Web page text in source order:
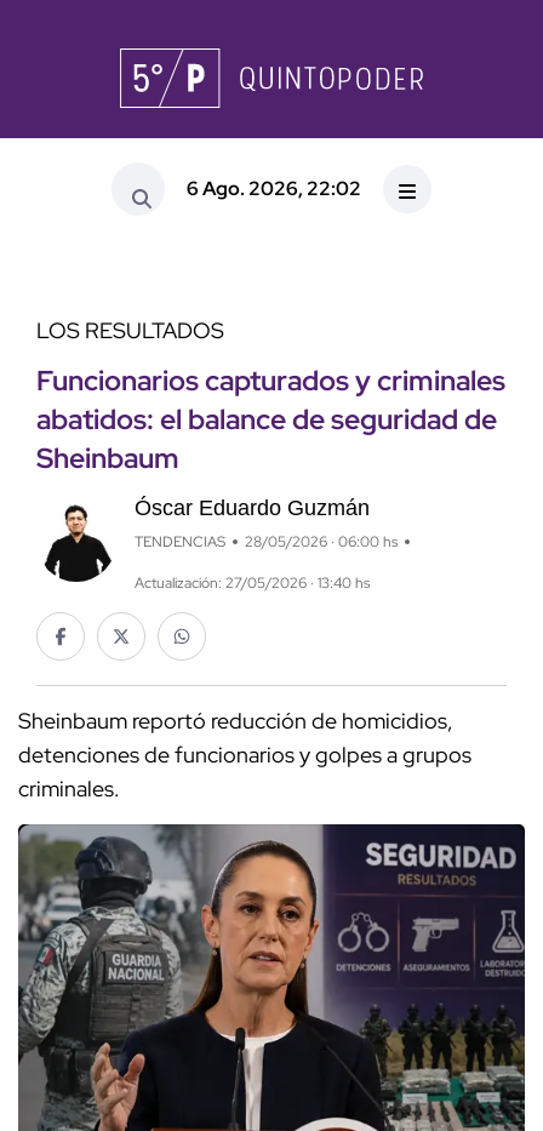
6 Ago. 2026, 22:02
LOS RESULTADOS
Funcionarios capturados y criminales
abatidos: el balance de seguridad de
Sheinbaum
Óscar Eduardo Guzmán
TENDENCIAS 28/05/2026 · 06:00 hs
Actualización: 27/05/2026 · 13:40 hs
Sheinbaum reportó reducción de homicidios,
detenciones de funcionarios y golpes a grupos
criminales.